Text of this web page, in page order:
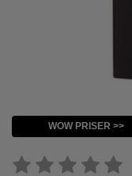
WOW PRISER >>